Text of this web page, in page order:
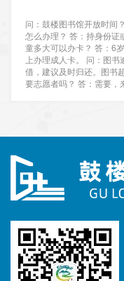
问：鼓楼图书馆开放时间
怎么办理？ 答：持身份证
童多大可以办卡？ 答：6
上办理成人卡。 问：图书
借，建议及时归还。图书
要志愿者吗？ 答：需要，